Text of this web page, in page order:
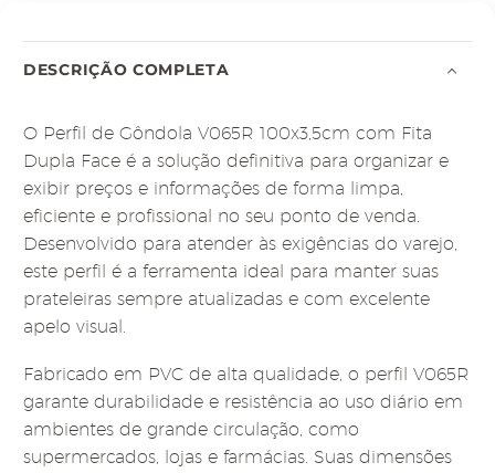
DESCRIÇÃO COMPLETA
O Perfil de Gôndola V065R 100x3,5cm com Fita
Dupla Face é a solução definitiva para organizar e
exibir preços e informações de forma limpa,
eficiente e profissional no seu ponto de venda.
Desenvolvido para atender às exigências do varejo,
este perfil é a ferramenta ideal para manter suas
prateleiras sempre atualizadas e com excelente
apelo visual.
Fabricado em PVC de alta qualidade, o perfil V065R
garante durabilidade e resistência ao uso diário em
ambientes de grande circulação, como
supermercados, lojas e farmácias. Suas dimensões